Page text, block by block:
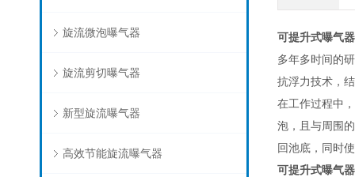
旋流微泡曝气器
旋流剪切曝气器
新型旋流曝气器
高效节能旋流曝气器
可提升式曝气
多年多时间的
抗浮力技术，
在工作过程中
泡，且与周围
回池底，同时
可提升式曝气